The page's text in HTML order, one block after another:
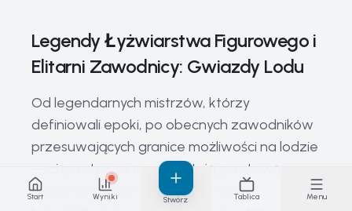
Legendy Łyżwiarstwa Figurowego i
Elitarni Zawodnicy: Gwiazdy Lodu
Od legendarnych mistrzów, którzy
definiowali epoki, po obecnych zawodników
przesuwających granice możliwości na lodzie
— ci sportowcy reprezentują sportową
doskonałość i artystyczny geniusz
Start Wyniki Stwórz Tablica Menu